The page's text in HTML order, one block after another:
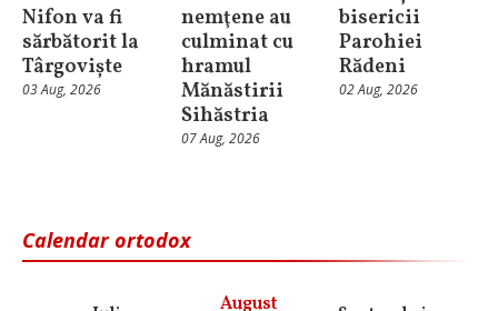
Nifon va fi
sărbătorit la
Târgoviște
03 Aug, 2026
nemţene au
culminat cu
hramul
Mănăstirii
Sihăstria
07 Aug, 2026
bisericii
Parohiei
Rădeni
02 Aug, 2026
Calendar ortodox
August